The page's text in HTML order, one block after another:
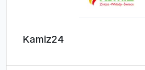
Kamiz24